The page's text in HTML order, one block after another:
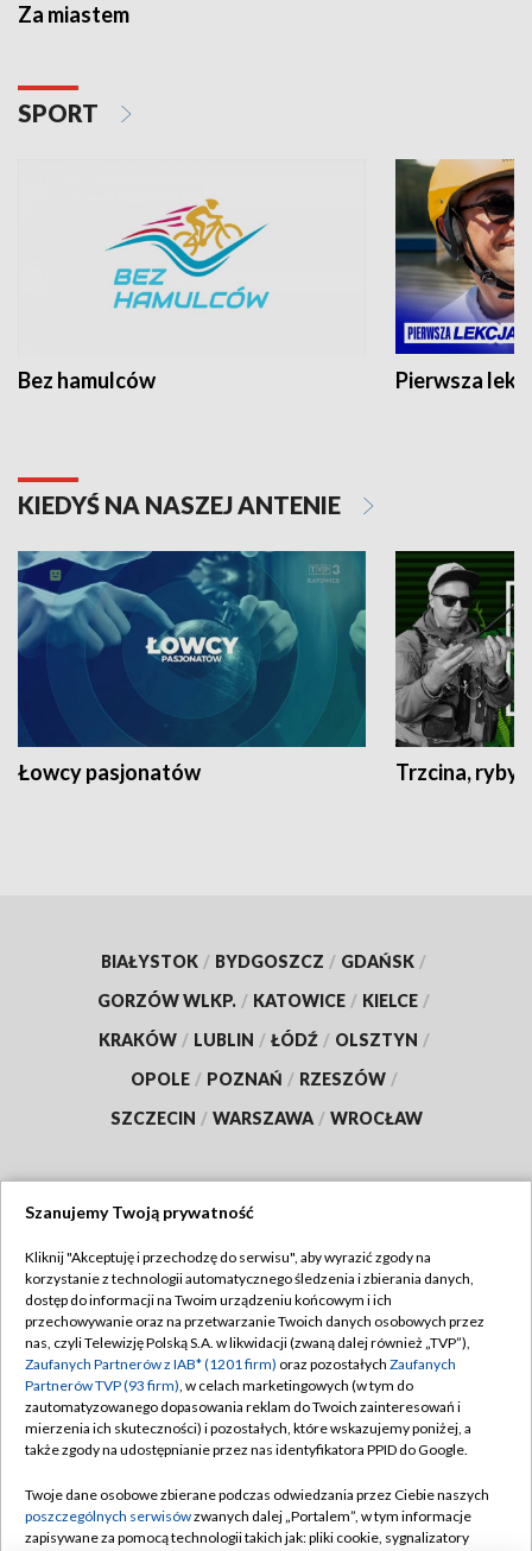
Za miastem
SPORT
Bez hamulców Pierwsza
KIEDYŚ NA NASZEJ ANTENIE
Łowcy pasjonatów Trzcina, ryby
BIAŁYSTOK / BYDGOSZCZ / GDAŃSK /
GORZÓW WLKP. / KATOWICE / KIELCE /
KRAKÓW / LUBLIN / ŁÓDŹ / OLSZTYN /
OPOLE / POZNAŃ / RZESZÓW /
SZCZECIN / WARSZAWA / WROCŁAW
TVP
Abonament TVP
Emisja w TVP
Centrum informacji TVP
Naziemna Telewizja Cyfrowa
Rada Programowa
Regulamin TVP
Polityka prywatności
Moje zgody
Pomoc
Kontakt
Szanujemy Twoją prywatność
Kliknij "Akceptuję i przechodzę do serwisu", aby wyrazić zgody na
korzystanie z technologii automatycznego śledzenia i zbierania danych,
dostęp do informacji na Twoim urządzeniu końcowym i ich
przechowywanie oraz na przetwarzanie Twoich danych osobowych przez
nas, czyli Telewizję Polską S.A. w likwidacji (zwaną dalej również „TVP”),
Zaufanych Partnerów z IAB* (1201 firm) oraz pozostałych Zaufanych
Partnerów TVP (93 firm), w celach marketingowych (w tym do
zautomatyzowanego dopasowania reklam do Twoich zainteresowań i
mierzenia ich skuteczności) i pozostałych, które wskazujemy poniżej, a
także zgody na udostępnianie przez nas identyfikatora PPID do Google.
Twoje dane osobowe zbierane podczas odwiedzania przez Ciebie naszych
poszczególnych serwisówzwanych dalej „Portalem”, w tym informacje
zapisywane za pomocą technologii takich jak: pliki cookie, sygnalizatory